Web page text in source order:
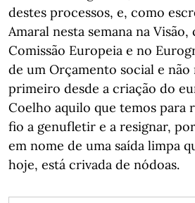
destes processos, e, como
Amaral nesta semana na
Comissão Europeia e no
de um Orçamento social e não
primeiro desde a criação do
Coelho aquilo que temos para
fio a genufletir e a resignar,
em nome de uma saída limpa
hoje, está crivada de nódoas.